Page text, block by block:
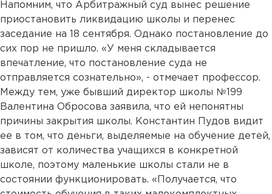
Напомним, что Арбитражный суд вынес решение
приостановить ликвидацию школы и перенес
заседание на 18 сентября. Однако постановление до
сих пор не пришло. «У меня складывается
впечатление, что постановление суда не
отправляется сознательно», - отмечает профессор.
Между тем, уже бывший директор школы №199
Валентина Обросова заявила, что ей непонятны
причины закрытия школы. Константин Пудов видит
ее в том, что деньги, выделяемые на обучение детей,
зависят от количества учащихся в конкретной
школе, поэтому маленькие школы стали не в
состоянии функционировать. «Получается, что